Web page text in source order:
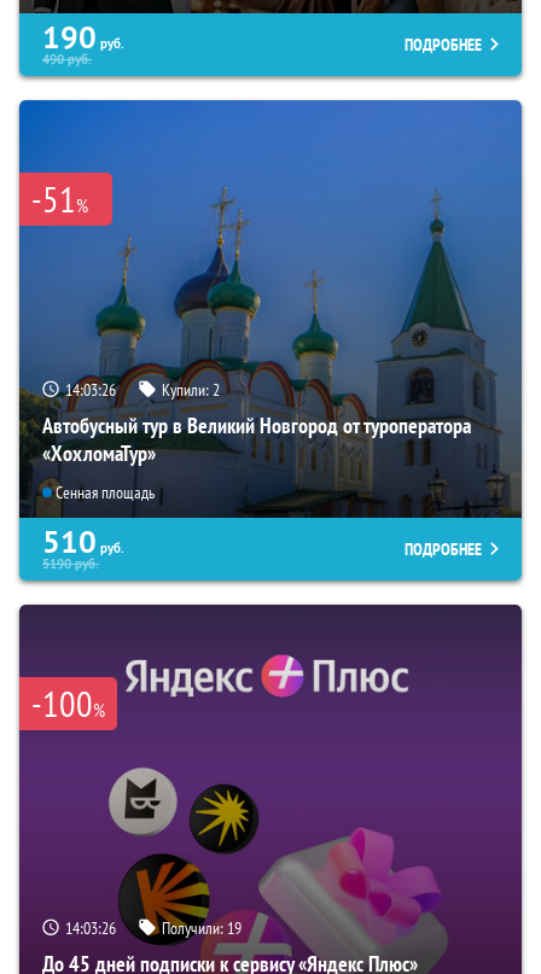
190 руб.
490руб.
ПОДРОБНЕЕ
-51%
14:03:25 Купили:2
Автобусный тур в Великий Новгород от туроператора
«ХохломаТур»
Сенная площадь
510 руб.
5190руб.
ПОДРОБНЕЕ
-100%
14:03:25 Получили: 19
До 45 дней подписки к сервису «Яндекс Плюс»